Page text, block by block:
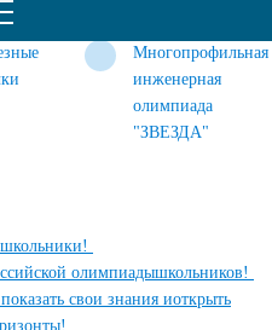
Многопрофильная
инженерная
олимпиада
"ЗВЕЗДА"
олимпиадышкольников!
свои знания иоткрыть